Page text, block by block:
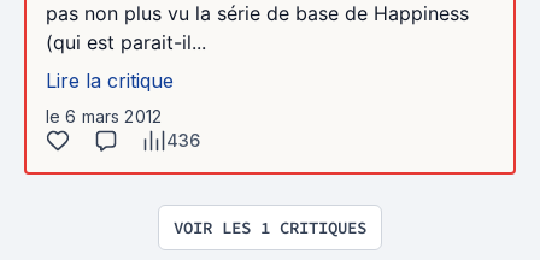
pas non plus vu la série de base de Happiness
(qui est parait-il...
Lire la critique
le 6 mars 2012
436
VOIR LES 1 CRITIQUES